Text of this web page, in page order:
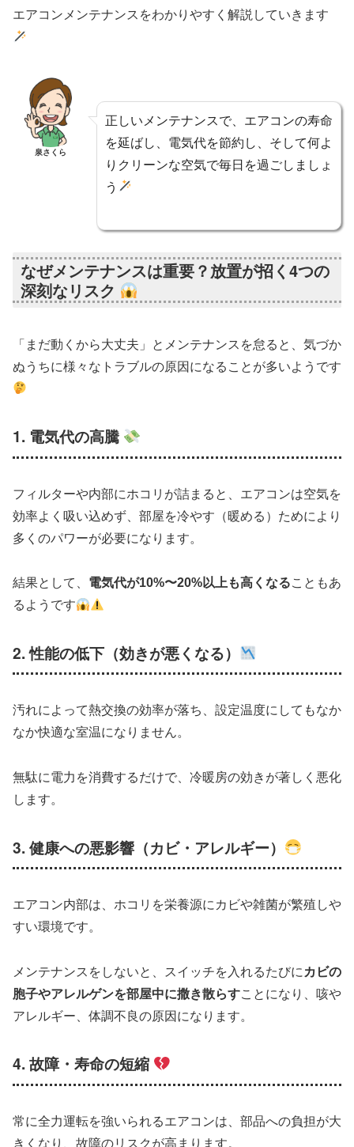
エアコンメンテナンスをわかりやすく解説していきます
泉さくら
正しいメンテナンスで、エアコンの寿命
を延ばし、電気代を節約し、そして何よ
りクリーンな空気で毎日を過ごしましょ
う
なぜメンテナンスは重要？放置が招く4つの
深刻なリスク
「まだ動くから大丈夫」とメンテナンスを怠ると、気づか
ぬうちに様々なトラブルの原因になることが多いようです
1. 電気代の高騰
フィルターや内部にホコリが詰まると、エアコンは空気を
効率よく吸い込めず、部屋を冷やす（暖める）ためにより
多くのパワーが必要になります。
結果として、 電気代が10%〜20%以上も高くなることもあ
るようです
2. 性能の低下（効きが悪くなる）
汚れによって熱交換の効率が落ち、設定温度にしてもなか
なか快適な室温になりません。
無駄に電力を消費するだけで、冷暖房の効きが著しく悪化
します。
3. 健康への悪影響（カビ・アレルギー）
エアコン内部は、ホコリを栄養源にカビや雑菌が繁殖しや
すい環境です。
メンテナンスをしないと、スイッチを入れるたびに カビの
胞子やアレルゲンを部屋中に撒き散らすことになり、咳や
アレルギー、体調不良の原因になります。
4. 故障・寿命の短縮
常に全力運転を強いられるエアコンは、部品への負担が大
きくなり、故障のリスクが高まります。